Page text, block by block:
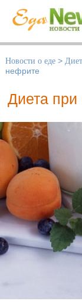
Новости о еде >
нефрите
Диета